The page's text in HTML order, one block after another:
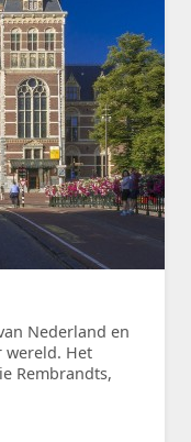
Nederland en
wereld. Het
Rembrandts,